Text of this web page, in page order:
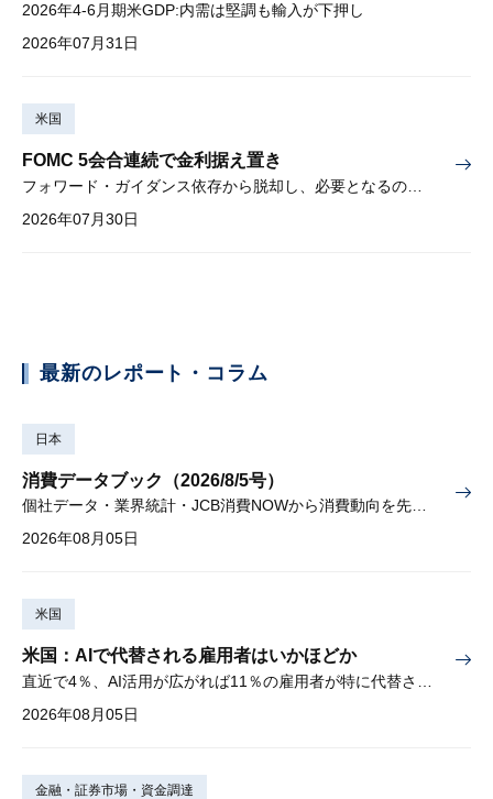
2026年4-6月期米GDP:内需は堅調も輸入が下押し
2026年07月31日
米国
FOMC 5会合連続で金利据え置き
2026年07月30日
最新のレポート・コラム
日本
消費データブック（2026/8/5号）
個社データ・業界統計・JCB消費NOWから消費動向を先取り
2026年08月05日
米国
米国：AIで代替される雇用者はいかほどか
2026年08月05日
金融・証券市場・資金調達